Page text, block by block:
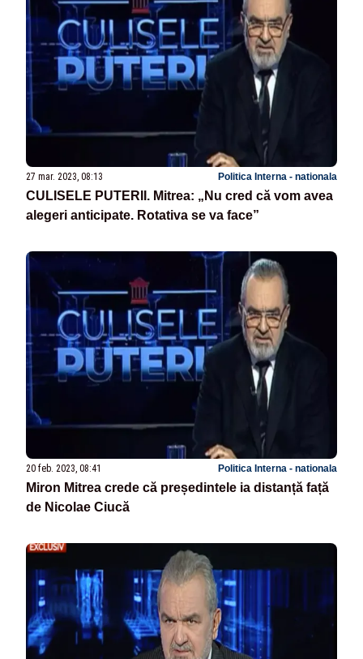
27 mar. 2023, 08:13 Politica Interna - nationala
CULISELE PUTERII. Mitrea: „Nu cred că vom avea
alegeri anticipate. Rotativa se va face”
20 feb. 2023, 08:41 Politica Interna - nationala
Miron Mitrea crede că președintele ia distanță față
de Nicolae Ciucă